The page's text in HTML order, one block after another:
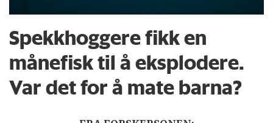
Spekkhoggere fikk en
månefisk til å eksplodere.
Var det for å mate barna?